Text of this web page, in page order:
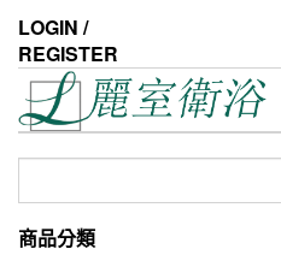
the
content
LOGIN /
REGISTER
鍵
商品分類